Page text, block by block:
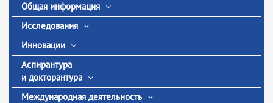
Общая информация
Исследования
Инновации
Аспирантура
и докторантура
Международная деятельность